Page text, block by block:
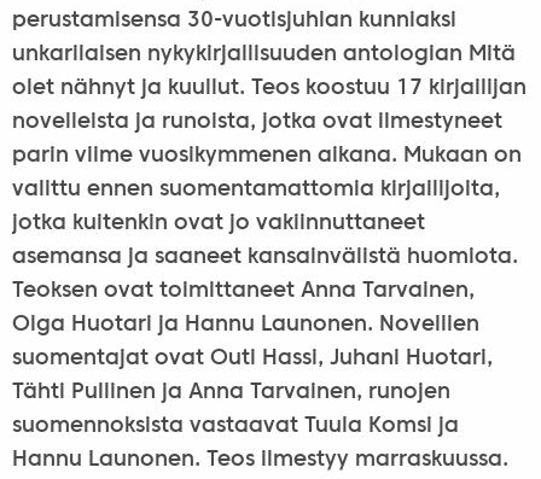
perustamisensa 30-vuotisjuhlan kunniaksi
unkarilaisen nykykirjallisuuden antologian Mitä
olet nähnyt ja kuullut. Teos koostuu 17 kirjailijan
novelleista ja runoista, jotka ovat ilmestyneet
parin viime vuosikymmenen aikana. Mukaan on
valittu ennen suomentamattomia kirjailijoita,
jotka kuitenkin ovat jo vakiinnuttaneet
asemansa ja saaneet kansainvälistä huomiota.
Teoksen ovat toimittaneet Anna Tarvainen,
Olga Huotari ja Hannu Launonen. Novellien
suomentajat ovat Outi Hassi, Juhani Huotari,
Tähti Pullinen ja Anna Tarvainen, runojen
suomennoksista vastaavat Tuula Komsi ja
Hannu Launonen. Teos ilmestyy marraskuussa.